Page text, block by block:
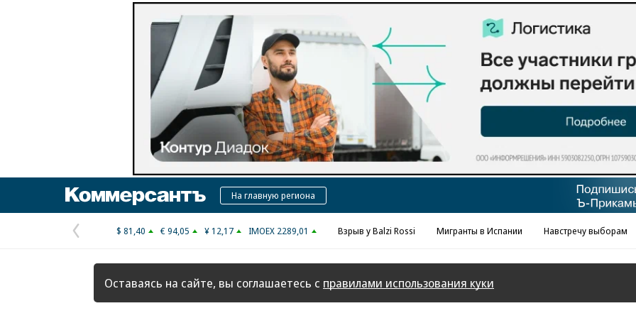
Реклама в «Ъ» www.kommersant.ru/ad
КоммерсантъНа главную региона
Предыдущая
страница
$ 81,40 € 94,05 ¥ 12,17 IMOEX 2289,01 Взрыв у Balzi Rossi Мигранты в Испании Навстречу выборам
Оставаясь на сайте, вы соглашаетесь с правилами использования куки